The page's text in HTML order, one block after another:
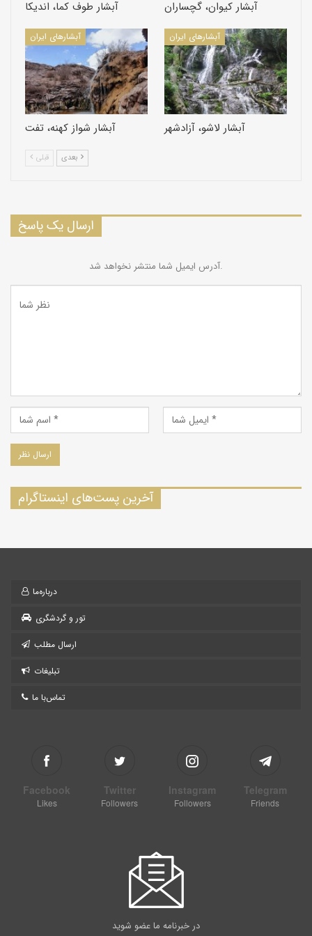
آبشار طوف کما، اندیکا آبشار کیوان، گچساران
آبشارهای ایران
آبشار شواز کهنه، تفت
آبشارهای ایران
آبشار لاشو، آزادشهر
قبلی
ارسال یک پاسخ
آدرس ایمیل شما منتشر نخواهد شد.
آخرین پست‌های اینستاگرام
درباره‌ما
تور و گردشگری
ارسال مطلب
تبلیغات
تماس‌با ما
Facebook
Likes
Twitter
Followers
Instagram
Followers
Telegram
Friends
در خبرنامه ما عضو شوید